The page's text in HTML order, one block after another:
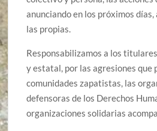
anunciando en los próximos
las propias.
Responsabilizamos a los
y estatal, por las agresiones que
comunidades zapatistas, las
defensoras de los Derechos
organizaciones solidarias